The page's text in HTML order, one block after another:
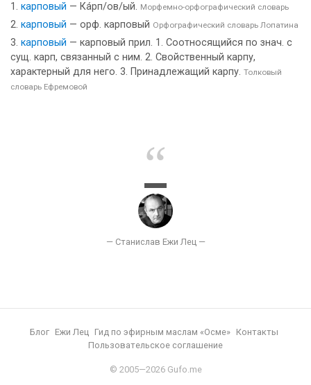
карповый — Ка́рп/ов/ый. Морфемно-орфографический словарь
карповый — орф. карповый Орфографический словарь Лопатина
карповый — карповый прил. 1. Соотносящийся по знач. с
сущ. карп, связанный с ним. 2. Свойственный карпу,
характерный для него. 3. Принадлежащий карпу. Толковый
словарь Ефремовой
Блог Ежи Лец Гид по эфирным маслам «Осме»
Контакты
Пользовательское соглашение
© 2005—2026 Gufo.me